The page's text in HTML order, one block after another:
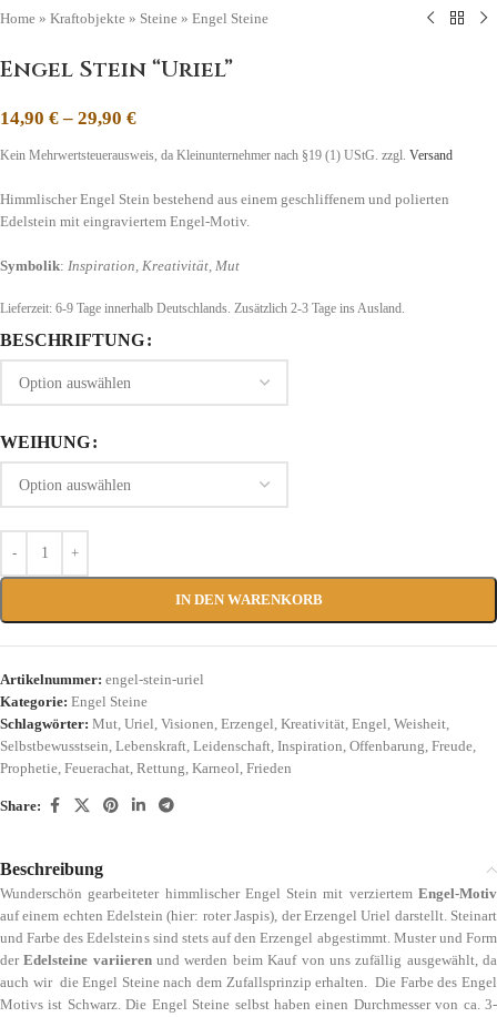
Home » Kraftobjekte » Steine » Engel Steine
Engel Stein “Uriel”
14,90 €– 29,90 €
Kein Mehrwertsteuerausweis, da Kleinunternehmer nach §19 (1) UStG. zzgl. Versand
Himmlischer Engel Stein bestehend aus einem geschliffenem und polierten
Edelstein mit eingraviertem Engel-Motiv.
Symbolik: Inspiration, Kreativität, Mut
Lieferzeit: 6-9 Tage innerhalb Deutschlands. Zusätzlich 2-3 Tage ins Ausland.
BESCHRIFTUNG
WEIHUNG
IN DEN WARENKORB
Artikelnummer: engel-stein-uriel
Kategorie: Engel Steine
Schlagwörter: Mut, Uriel, Visionen, Erzengel, Kreativität, Engel, Weisheit,
Selbstbewusstsein, Lebenskraft, Leidenschaft, Inspiration, Offenbarung, Freude,
Prophetie, Feuerachat, Rettung, Karneol, Frieden
Share:
Beschreibung
Wunderschön gearbeiteter himmlischer Engel Stein mit verziertem Engel-Motiv
auf einem echten Edelstein (hier: roter Jaspis), der Erzengel Uriel darstellt. Steinart
und Farbe des Edelsteins sind stets auf den Erzengel abgestimmt. Muster und Form
derEdelsteine variierenund werden beim Kauf von uns zufällig ausgewählt, da
auch wir die Engel Steine nach dem Zufallsprinzip erhalten. Die Farbe des Engel
Motivs ist Schwarz. Die Engel Steine selbst haben einen Durchmesser von ca. 3-